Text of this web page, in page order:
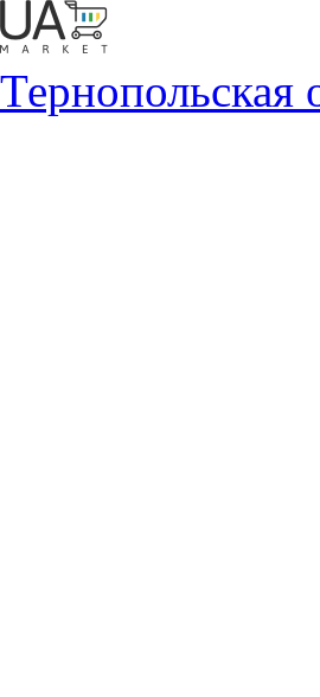
Тернопольская